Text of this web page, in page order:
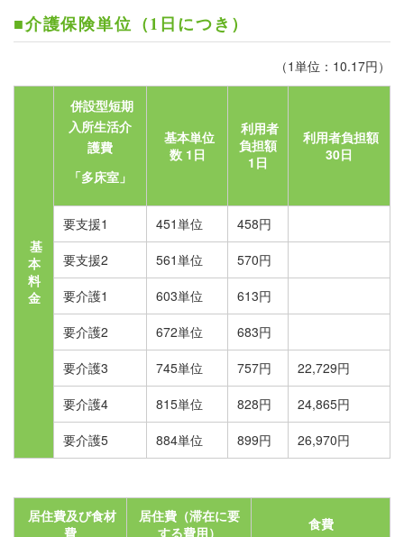
■介護保険単位（1日につき）
（1単位：10.17円）
基
本
料
金
併設型短期
入所生活介
護費
「多床室」
基本単位
数 1日
利用者
負担額
1日
利用者負担額
30日
要支援1 451単位
458円
要支援2
561単位
570円
要介護1
603単位
613円
要介護2
672単位
683円
要介護3
745単位 757円
22,729円
要介護4
815単位 828円
24,865円
要介護5
884単位 899円 26,970円
居住費及び食材
費
居住費（滞在に要
する費用）
食費